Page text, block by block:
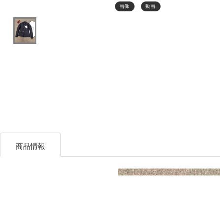
画像 動画
商品情報